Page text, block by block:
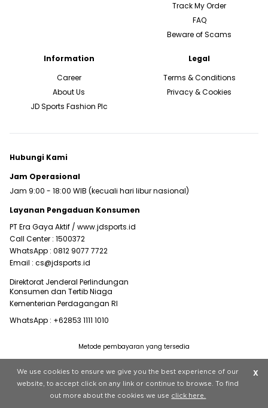
Track My Order
FAQ
Beware of Scams
Information
Career
About Us
JD Sports Fashion Plc
Legal
Terms & Conditions
Privacy & Cookies
Hubungi Kami
Jam Operasional
Jam 9:00 - 18:00 WIB (kecuali hari libur nasional)
Layanan Pengaduan Konsumen
PT Era Gaya Aktif / www.jdsports.id
Call Center : 1500372
WhatsApp : 0812 9077 7722
Email : cs@jdsports.id
Direktorat Jenderal Perlindungan
Konsumen dan Tertib Niaga
Kementerian Perdagangan RI
WhatsApp : +62853 1111 1010
Copyright © 2022 JD Sports All rights reserved.
Metode pembayaran yang tersedia
We use cookies to ensure we give you the best experience of our
website, to accept click on any link or continue to browse. To find
out more about the cookies we use click here.
X